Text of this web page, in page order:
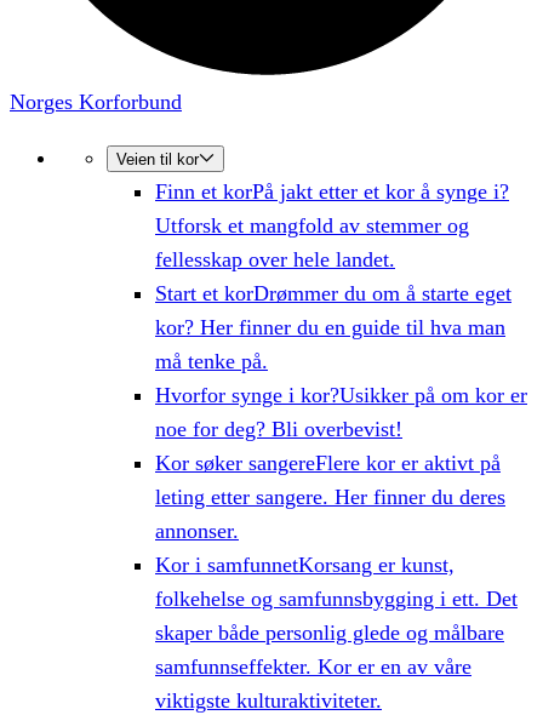
Norges Korforbund
Veien til kor
Finn et korPå jakt etter et kor å synge i?
Utforsk et mangfold av stemmer og
fellesskap over hele landet.
Start et korDrømmer du om å starte eget
kor? Her finner du en guide til hva man
må tenke på.
Hvorfor synge i kor?Usikker på om kor er
noe for deg? Bli overbevist!
Kor søker sangereFlere kor er aktivt på
leting etter sangere. Her finner du deres
annonser.
Kor i samfunnetKorsang er kunst,
folkehelse og samfunnsbygging i ett. Det
skaper både personlig glede og målbare
samfunnseffekter. Kor er en av våre
viktigste kulturaktiviteter.